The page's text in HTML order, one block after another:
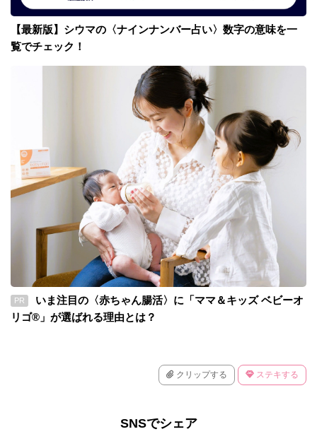
【最新版】シウマの〈ナインナンバー占い〉数字の意味を一
覧でチェック！
PR
いま注目の〈赤ちゃん腸活〉に「ママ＆キッズ ベビーオ
リゴ®」が選ばれる理由とは？
クリップする ステキする
SNSでシェア